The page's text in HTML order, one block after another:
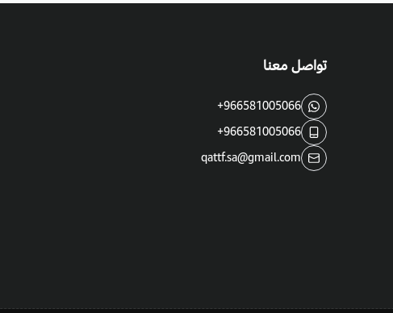
تواصل معنا
+966581005066
+966581005066
qattf.sa@gmail.com